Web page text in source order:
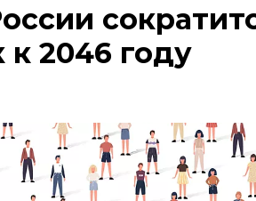
2046 году